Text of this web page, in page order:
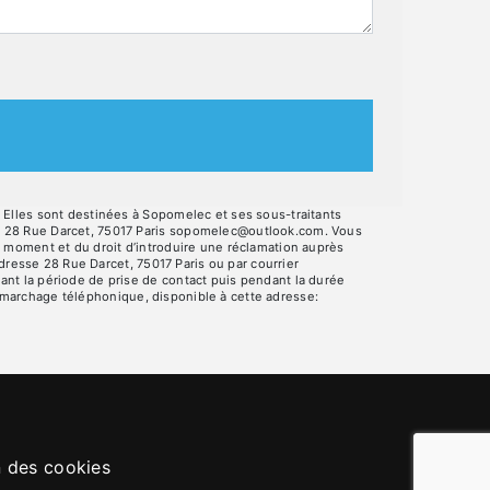
sont destinées à Sopomelec et ses sous-traitants
Rue Darcet, 75017 Paris sopomelec@outlook.com. Vous
et du droit d’introduire une réclamation auprès
28 Rue Darcet, 75017 Paris ou par courrier
la période de prise de contact puis pendant la durée
téléphonique, disponible à cette adresse:
des cookies